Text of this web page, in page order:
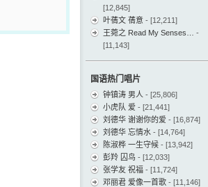
[12,845]
叶蒨文 蒨意 - [12,211]
王菀之 Read My Senses…
-
[11,143]
国语热门唱片
钟镇涛 男人 - [25,806]
小虎队 爱 - [21,441]
刘德华 谢谢你的爱 - [16,874]
刘德华 忘情水 - [14,764]
陈淑桦 一生守候 - [13,942]
彭羚 囚鸟 - [12,033]
张学友 祝福 - [11,724]
邓丽君 爱像一首歌 - [11,146]